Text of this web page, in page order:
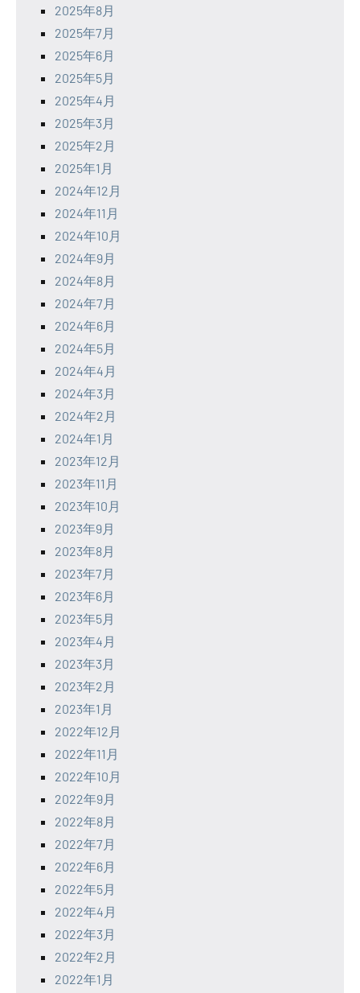
2025年8月
2025年7月
2025年6月
2025年5月
2025年4月
2025年3月
2025年2月
2025年1月
2024年12月
2024年11月
2024年10月
2024年9月
2024年8月
2024年7月
2024年6月
2024年5月
2024年4月
2024年3月
2024年2月
2024年1月
2023年12月
2023年11月
2023年10月
2023年9月
2023年8月
2023年7月
2023年6月
2023年5月
2023年4月
2023年3月
2023年2月
2023年1月
2022年12月
2022年11月
2022年10月
2022年9月
2022年8月
2022年7月
2022年6月
2022年5月
2022年4月
2022年3月
2022年2月
2022年1月